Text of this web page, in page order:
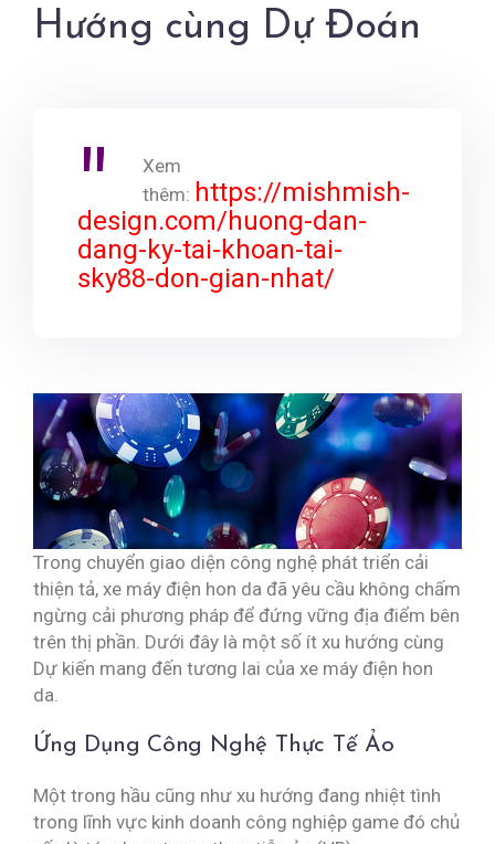
Hướng cùng Dự Đoán
Xem
thêm: https://mishmish-
design.com/huong-dan-
dang-ky-tai-khoan-tai-
sky88-don-gian-nhat/
Trong chuyển giao diện công nghệ phát triển cải
thiện tả, xe máy điện hon da đã yêu cầu không chấm
ngừng cải phương pháp để đứng vững địa điểm bên
trên thị phần. Dưới đây là một số ít xu hướng cùng
Dự kiến mang đến tương lai của xe máy điện hon
da.
Ứng Dụng Công Nghệ Thực Tế Ảo
Một trong hầu cũng như xu hướng đang nhiệt tình
trong lĩnh vực kinh doanh công nghiệp game đó chủ